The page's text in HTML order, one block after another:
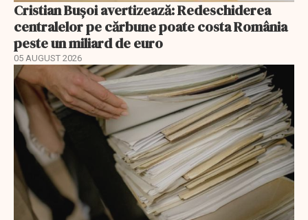
Cristian Bușoi avertizează: Redeschiderea
centralelor pe cărbune poate costa România
peste un miliard de euro
05 AUGUST 2026